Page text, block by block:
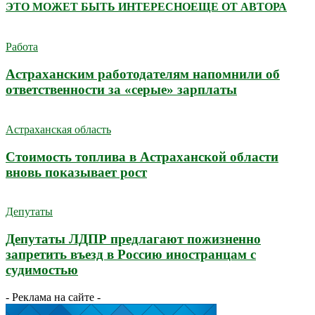
ЭТО МОЖЕТ БЫТЬ ИНТЕРЕСНОЕЩЕ ОТ АВТОРА
Работа
Астраханским работодателям напомнили об
ответственности за «серые» зарплаты
Астраханская область
Стоимость топлива в Астраханской области
вновь показывает рост
Депутаты
Депутаты ЛДПР предлагают пожизненно
запретить въезд в Россию иностранцам с
судимостью
- Реклама на сайте -